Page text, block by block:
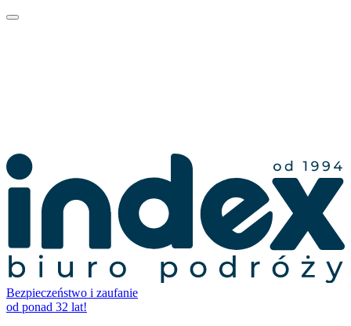
Bezpieczeństwo i zaufanie
od ponad 32 lat!